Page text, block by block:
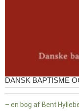
DANSK BAPTISME
– en bog af Bent